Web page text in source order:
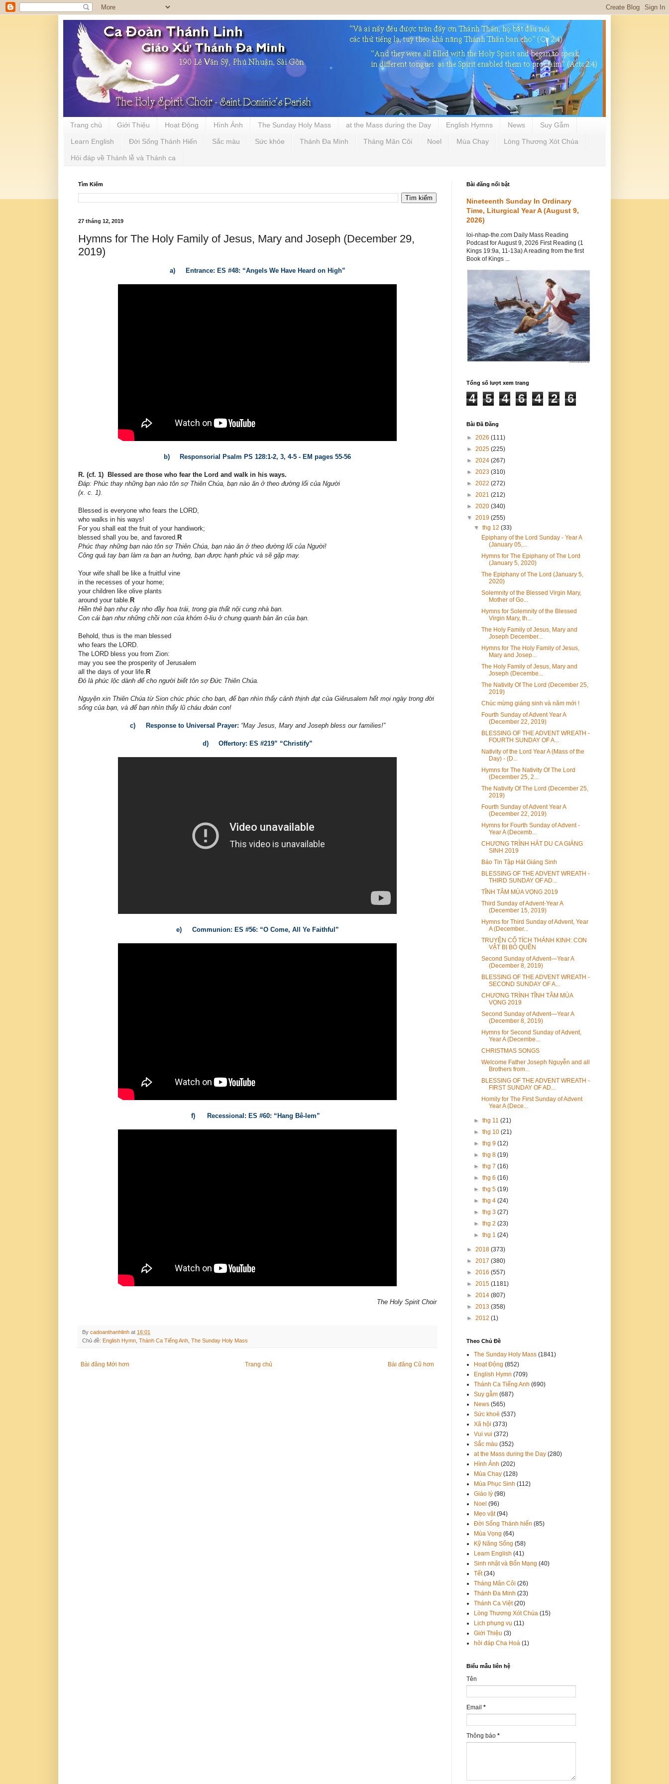
Trang chủ Giới Thiệu Hoạt Động Hình Ảnh The Sunday Holy Mass at the Mass during the Day English Hymns News Suy Gẫm
Learn English Đời Sống Thánh Hiến Sắc màu Sức khỏe Thánh Đa Minh Tháng Mân Côi Noel Mùa Chay Lòng Thương Xót Chúa
Hỏi đáp về Thánh lễ và Thánh ca
Tìm Kiếm
27 tháng 12, 2019
Hymns for The Holy Family of Jesus, Mary and Joseph (December 29,
2019)
a) Entrance: ES #48: “Angels We Have Heard on High”
b) Responsorial Psalm PS 128:1-2, 3, 4-5 - EM pages 55-56
R. (cf. 1) Blessed are those who fear the Lord and walk in his ways.
Đáp: Phúc thay những bạn nào tôn sợ Thiên Chúa, bạn nào ăn ở theo đường lối của Người
(x. c. 1).
Blessed is everyone who fears the LORD,
who walks in his ways!
For you shall eat the fruit of your handiwork;
blessed shall you be, and favored. R
Phúc thay những bạn nào tôn sợ Thiên Chúa, bạn nào ăn ở theo đường lối của Người!
Công quả tay bạn làm ra bạn an hưởng, bạn được hạnh phúc và sẽ gặp may.
Your wife shall be like a fruitful vine
in the recesses of your home;
your children like olive plants
around your table. R
Hiền thê bạn như cây nho đầy hoa trái, trong gia thất nội cung nhà bạn.
Con cái bạn như những chồi non của khóm ô-liu ở chung quanh bàn ăn của bạn.
Behold, thus is the man blessed
who fears the LORD.
The LORD bless you from Zion:
may you see the prosperity of Jerusalem
all the days of your life. R
Đó là phúc lộc dành để cho người biết tôn sợ Đức Thiên Chúa.
Nguyện xin Thiên Chúa từ Sion chúc phúc cho bạn, để bạn nhìn thấy cảnh thịnh đạt của Giêrusalem hết mọi ngày trong đời
sống của bạn, và để bạn nhìn thấy lũ cháu đoàn con!
c) Response to Universal Prayer: “May Jesus, Mary and Joseph bless our families!”
d) Offertory: ES #219” “Christify”
e) Communion: ES #56: “O Come, All Ye Faithful”
f) Recessional: ES #60: “Hang Bê-lem”
The Holy Spirit Choir
By cadoanthanhlinh at 16:01
Chủ đề: English Hymn Thánh Ca Tiếng Anh The Sunday Holy Mass
Bài đăng Mới hơn Bài đăng Cũ hơn
Trang chủ
Bài đăng nổi bật
Nineteenth Sunday In Ordinary
Time, Liturgical Year A (August 9,
2026)
loi-nhap-the.com Daily Mass Reading
Podcast for August 9, 2026 First Reading (1
Kings 19:9a, 11-13a) A reading from the first
Book of Kings ...
Tổng số lượt xem trang
4 5 4 6 4 2 6
Bài Đã Đăng
► 2026 (111)
► 2025 (225)
► 2024 (267)
► 2023 (310)
► 2022 (272)
► 2021 (212)
► 2020 (340)
▼ 2019 (255)
▼thg 12(33)
Epiphany of the Lord Sunday - Year A
(January 05,...
Hymns for The Epiphany of The Lord
(January 5, 2020)
The Epiphany of The Lord (January 5,
2020)
Solemnity of the Blessed Virgin Mary,
Mother of Go...
Hymns for Solemnity of the Blessed
Virgin Mary, th...
The Holy Family of Jesus, Mary and
Joseph December...
Hymns for The Holy Family of Jesus,
Mary and Josep...
The Holy Family of Jesus, Mary and
Joseph (Decembe...
The Nativity Of The Lord (December 25,
2019)
Chúc mừng giáng sinh và năm mới !
Fourth Sunday of Advent Year A
(December 22, 2019)
BLESSING OF THE ADVENT WREATH -
FOURTH SUNDAY OF A...
Nativity of the Lord Year A (Mass of the
Day) - (D...
Hymns for The Nativity Of The Lord
(December 25, 2...
The Nativity Of The Lord (December 25,
2019)
Fourth Sunday of Advent Year A
(December 22, 2019)
Hymns for Fourth Sunday of Advent -
Year A (Decemb...
CHƯƠNG TRÌNH HÁT DU CA GIÁNG
SINH 2019
Báo Tin Tập Hát Giáng Sinh
BLESSING OF THE ADVENT WREATH -
THIRD SUNDAY OF AD...
TĨNH TÂM MÙA VỌNG 2019
Third Sunday of Advent-Year A
(December 15, 2019)
Hymns for Third Sunday of Advent, Year
A (December...
TRUYỆN CỔ TÍCH THÁNH KINH: CON
VẬT BỊ BỎ QUÊN
Second Sunday of Advent—Year A
(December 8, 2019)
BLESSING OF THE ADVENT WREATH -
SECOND SUNDAY OF A...
CHƯƠNG TRÌNH TĨNH TÂM MÙA
VỌNG 2019
Second Sunday of Advent—Year A
(December 8, 2019)
Hymns for Second Sunday of Advent,
Year A (Decembe...
CHRISTMAS SONGS
Welcome Father Joseph Nguyễn and all
Brothers from...
BLESSING OF THE ADVENT WREATH -
FIRST SUNDAY OF AD...
Homily for The First Sunday of Advent
Year A (Dece...
►thg 11(21)
►thg 10(21)
►thg 9(12)
►thg 8(19)
►thg 7(16)
►thg 6(16)
►thg 5(19)
►thg 4(24)
►thg 3(27)
►thg 2(23)
►thg 1(24)
► 2018 (373)
► 2017 (380)
► 2016 (557)
► 2015 (1181)
► 2014 (807)
► 2013 (358)
► 2012 (1)
Theo Chủ Đề
The Sunday Holy Mass (1841)
Hoạt Động (852)
English Hymn (709)
Thánh Ca Tiếng Anh (690)
Suy gẫm (687)
News (565)
Sức khoẻ (537)
Xã hội (373)
Vui vui (372)
Sắc màu (352)
at the Mass during the Day (280)
Hình Ảnh (202)
Mùa Chay (128)
Mùa Phục Sinh (112)
Giáo lý (98)
Noel (96)
Mẹo vặt (94)
Đời Sống Thánh hiến (85)
Mùa Vọng (64)
Kỹ Năng Sống (58)
Learn English (41)
Sinh nhật và Bổn Mạng (40)
Tết (34)
Tháng Mân Côi (26)
Thánh Đa Minh (23)
Thánh Ca Việt (20)
Lòng Thương Xót Chúa (15)
Lịch phụng vụ (11)
Giới Thiệu (3)
hỏi đáp Cha Hoà (1)
Biểu mẫu liên hệ
Tên
Email *
Thông báo *